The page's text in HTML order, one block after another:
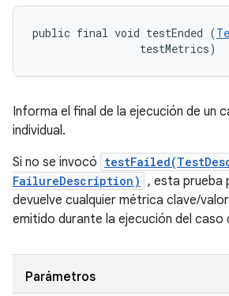
public final void testEnded (
testMetrics)
Informa el final de la ejecución de un
individual.
Si no se invocó
FailureDescription) , esta prueba
devuelve cualquier métrica clave/
emitido durante la ejecución del caso
Parámetros